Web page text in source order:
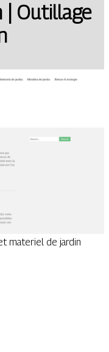
| Outillage
materiel de jardin